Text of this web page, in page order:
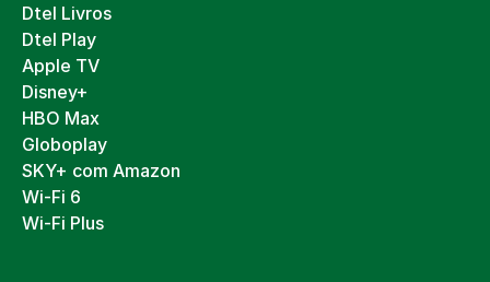
Dtel Livros
Dtel Play
Apple TV
Disney+
HBO Max
Globoplay
SKY+ com Amazon
Wi-Fi 6
Wi-Fi Plus